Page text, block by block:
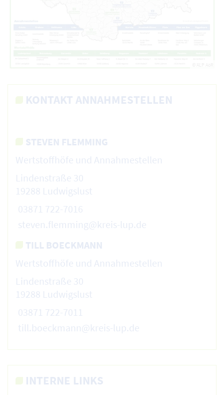
KONTAKT ANNAHMESTELLEN
STEVEN FLEMMING
Wertstoffhöfe und Annahmestellen
Lindenstraße 30
19288 Ludwigslust
03871 722-7016
steven.flemming@kreis-lup.de
TILL BOECKMANN
Wertstoffhöfe und Annahmestellen
Lindenstraße 30
19288 Ludwigslust
03871 722-7011
till.boeckmann@kreis-lup.de
INTERNE LINKS